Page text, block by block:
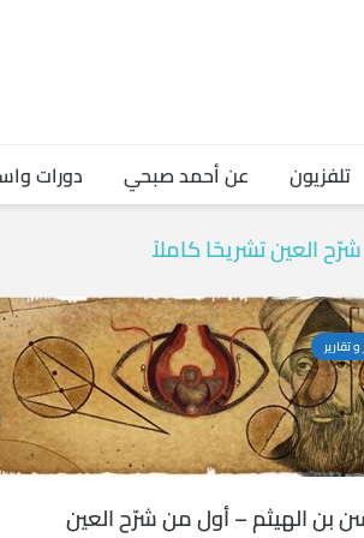
تلفزيون عن أحمد صبحي دورات
العين تشريحًا كاملاً
و تقارير
بن الهيثم – أول من شرّح العين